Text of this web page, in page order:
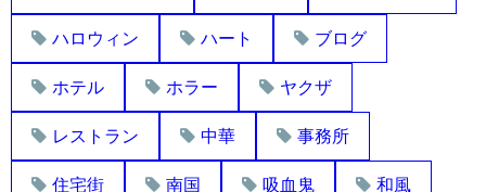
ハロウィン ハート ブログ
ホテル ホラー ヤクザ
レストラン 中華 事務所
住宅街 南国 吸血鬼 和風